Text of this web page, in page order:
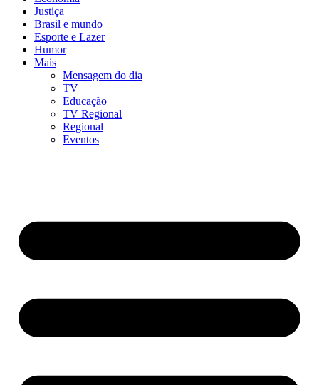
Justiça
Brasil e mundo
Esporte e Lazer
Humor
Mais
Mensagem do dia
TV
Educação
TV Regional
Regional
Eventos